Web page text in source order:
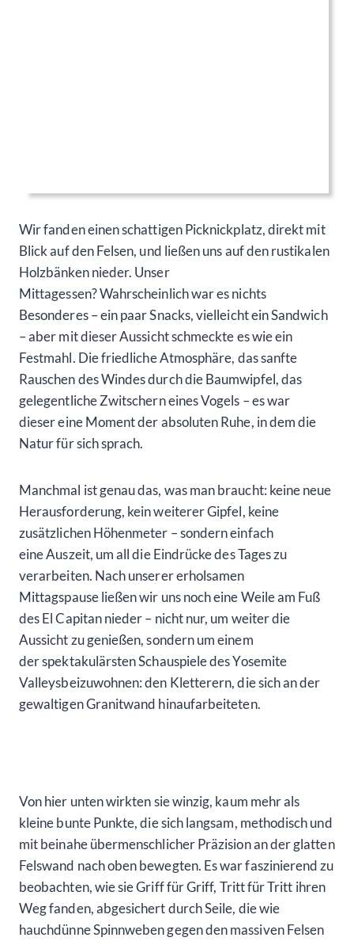
Wir fanden einen schattigen Picknickplatz, direkt mit
Blick auf den Felsen, und ließen uns auf den rustikalen
Holzbänken nieder. Unser
Mittagessen? Wahrscheinlich war es nichts
Besonderes – ein paar Snacks, vielleicht ein Sandwich
– aber mit dieser Aussicht schmeckte es wie ein
Festmahl. Die friedliche Atmosphäre, das sanfte
Rauschen des Windes durch die Baumwipfel, das
gelegentliche Zwitschern eines Vogels – es war
dieser eine Moment der absoluten Ruhe, in dem die
Natur für sich sprach.
Manchmal ist genau das, was man braucht: keine neue
Herausforderung, kein weiterer Gipfel, keine
zusätzlichen Höhenmeter – sondern einfach
eine Auszeit, um all die Eindrücke des Tages zu
verarbeiten. Nach unserer erholsamen
Mittagspause ließen wir uns noch eine Weile am Fuß
des El Capitan nieder – nicht nur, um weiter die
Aussicht zu genießen, sondern um einem
der spektakulärsten Schauspiele des Yosemite
Valleysbeizuwohnen: den Kletterern, die sich an der
gewaltigen Granitwand hinaufarbeiteten.
Von hier unten wirkten sie winzig, kaum mehr als
kleine bunte Punkte, die sich langsam, methodisch und
mit beinahe übermenschlicher Präzision an der glatten
Felswand nach oben bewegten. Es war faszinierend zu
beobachten, wie sie Griff für Griff, Tritt für Tritt ihren
Weg fanden, abgesichert durch Seile, die wie
hauchdünne Spinnweben gegen den massiven Felsen